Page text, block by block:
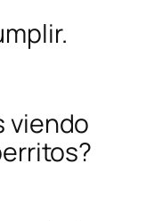
viendo